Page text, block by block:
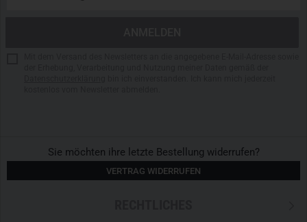
Sie möchten ihre letzte Bestellung widerrufen?
VERTRAG WIDERRUFEN